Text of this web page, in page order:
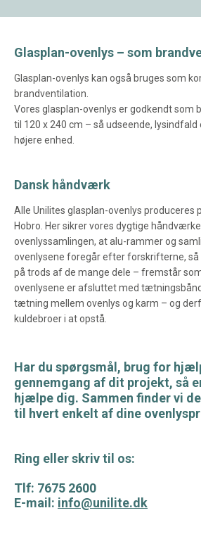
Glasplan-ovenlys – som
Glasplan-ovenlys kan også bruges som
brandventilation.
Vores glasplan-ovenlys er godkendt som
til 120 x 240 cm – så udseende,
højere enhed.
Dansk håndværk
Alle Unilites glasplan-ovenlys produceres
Hobro. Her sikrer vores dygtige
ovenlyssamlingen, at alu-rammer og
ovenlysene foregår efter forskrifterne, så
på trods af de mange dele – fremstår
ovenlysene er afsluttet med
tætning mellem ovenlys og karm – og
kuldebroer i at opstå.
Har du spørgsmål, brug for
gennemgang af dit projekt, så
hjælpe dig. Sammen finder vi
til hvert enkelt af dine
Ring eller skriv til os:
Tlf: 7675 2600
E-mail: info@unilite.dk